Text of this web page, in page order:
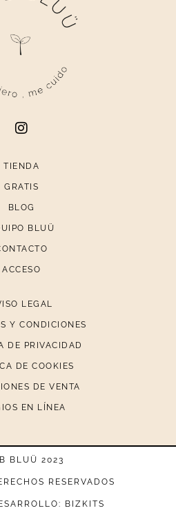
TIENDA
GRATIS
BLOG
BLUÜ
ACCESO
LEGAL
Y CONDICIONES
DE PRIVACIDAD
DE COOKIES
DE VENTA
EN LÍNEA
BLUÜ 2023
RESERVADOS
BIZKITS